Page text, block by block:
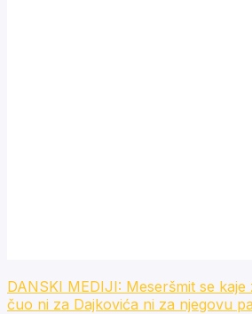
DANSKI MEDIJI: Meseršmit se
čuo ni za Dajkovića ni za njegovu